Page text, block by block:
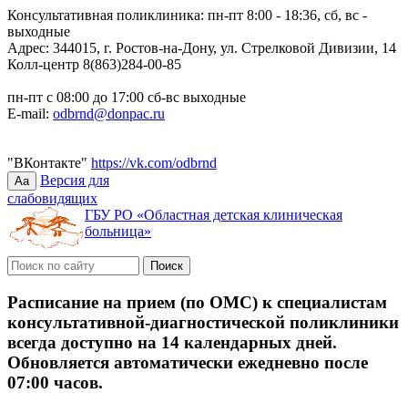
Консультативная поликлиника: пн-пт 8:00 - 18:36, сб, вс -
выходные
Адрес: 344015, г. Ростов-на-Дону, ул. Стрелковой Дивизии, 14
Колл-центр 8(863)284-00-85
пн-пт с 08:00 до 17:00 сб-вс выходные
E-mail: odbrnd@donpac.ru
"ВКонтакте" https://vk.com/odbrnd
Aa
Версия для
слабовидящих
ГБУ РО «Областная детская клиническая
больница»
Расписание на прием (по ОМС) к специалистам
консультативной-диагностической поликлиники
всегда доступно на 14 календарных дней.
Обновляется автоматически ежедневно после
07:00 часов.